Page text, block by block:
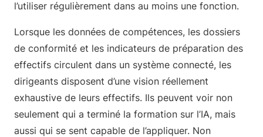
l’utiliser régulièrement dans au moins une fonction.
Lorsque les données de compétences, les dossiers
de conformité et les indicateurs de préparation des
effectifs circulent dans un système connecté, les
dirigeants disposent d’une vision réellement
exhaustive de leurs effectifs. Ils peuvent voir non
seulement qui a terminé la formation sur l’IA, mais
aussi qui se sent capable de l’appliquer. Non